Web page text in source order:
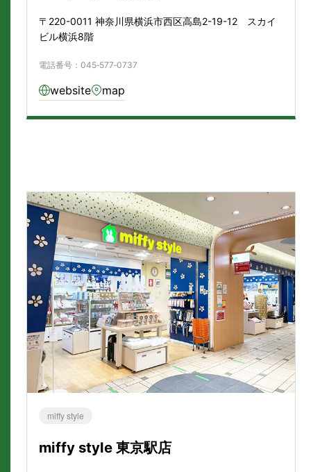
〒220-0011 神奈川県横浜市西区高島2-19-12 スカイ
ビル横浜8階
電話番号：045‐577‐0737
website map
miffy style
miffy style 東京駅店